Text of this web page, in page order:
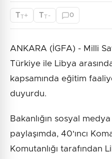
TT+ TT - 0
ANKARA (İGFA) - Milli
Türkiye ile Libya
kapsamında eğitim
duyurdu.
Bakanlığın sosyal
paylaşımda, 40'ıncı
Komutanlığı tarafından